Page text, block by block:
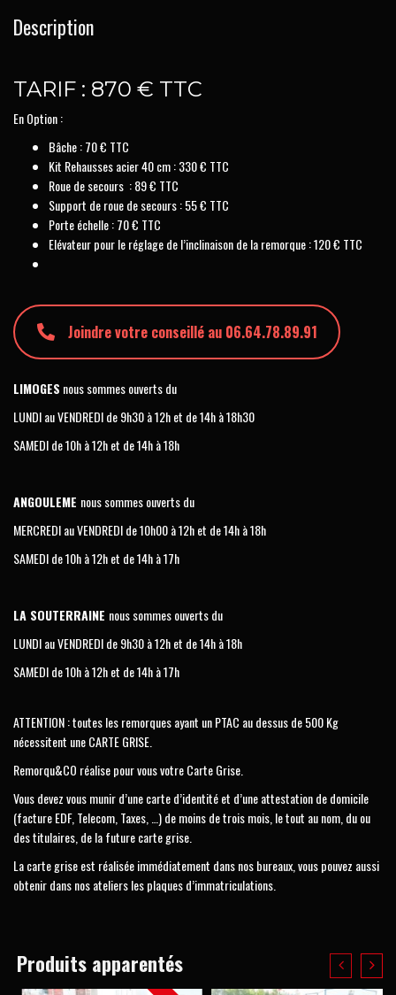
Description
TARIF : 870 € TTC
En Option :
Bâche : 70 € TTC
Kit Rehausses acier 40 cm : 330 € TTC
Roue de secours : 89 € TTC
Support de roue de secours : 55 € TTC
Porte échelle : 70 € TTC
Elévateur pour le réglage de l’inclinaison de la remorque : 120 € TTC
Joindre votre conseillé au 06.64.78.89.91
LIMOGES nous sommes ouverts du
LUNDI au VENDREDI de 9h30 à 12h et de 14h à 18h30
SAMEDI de 10h à 12h et de 14h à 18h
ANGOULEME nous sommes ouverts du
MERCREDI au VENDREDI de 10h00 à 12h et de 14h à 18h
SAMEDI de 10h à 12h et de 14h à 17h
LA SOUTERRAINE nous sommes ouverts du
LUNDI au VENDREDI de 9h30 à 12h et de 14h à 18h
SAMEDI de 10h à 12h et de 14h à 17h
ATTENTION : toutes les remorques ayant un PTAC au dessus de 500 Kg
nécessitent une CARTE GRISE.
Remorqu&CO réalise pour vous votre Carte Grise.
Vous devez vous munir d’une carte d’identité et d’une attestation de domicile
(facture EDF, Telecom, Taxes, …) de moins de trois mois, le tout au nom, du ou
des titulaires, de la future carte grise.
La carte grise est réalisée immédiatement dans nos bureaux, vous pouvez aussi
obtenir dans nos ateliers les plaques d’immatriculations.
Produits apparentés